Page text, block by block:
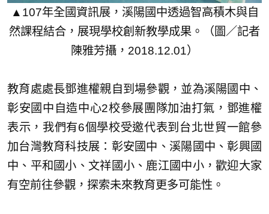
▲107年全國資訊展，溪陽國中透過智高積木與自
然課程結合，展現學校創新教學成果。（圖／記者
陳雅芳攝，2018.12.01）
教育處處長鄧進權親自到場參觀，並為溪陽國中、
彰安國中自造中心2校參展團隊加油打氣，鄧進權
表示，我們有6個學校受邀代表到台北世貿一館參
加台灣教育科技展：彰安國中、溪陽國中、彰興國
中、平和國小、文祥國小、鹿江國中小，歡迎大家
有空前往參觀，探索未來教育更多可能性。